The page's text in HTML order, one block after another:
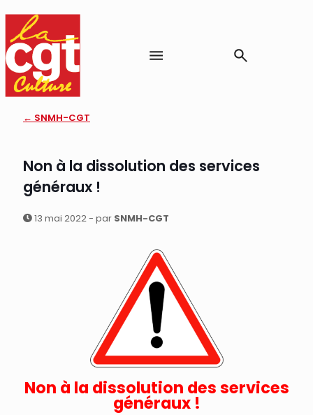
← SNMH-CGT
Non à la dissolution des services
généraux !
13 mai 2022 - par SNMH-CGT
Non à la dissolution des services
généraux !